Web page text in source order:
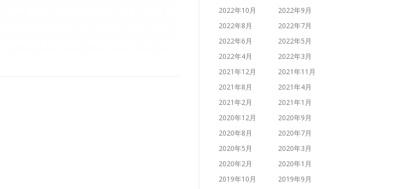
2022年10月
2022年9月
2022年8月
2022年7月
2022年6月
2022年5月
2022年4月
2022年3月
2021年12月
2021年11月
2021年8月
2021年4月
2021年2月
2021年1月
2020年12月
2020年9月
2020年8月
2020年7月
2020年5月
2020年3月
2020年2月
2020年1月
2019年10月
2019年9月